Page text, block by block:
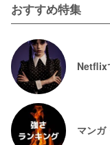
おすすめ特集
Netflix
マンガ